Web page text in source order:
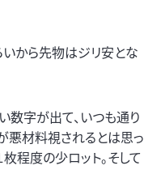
から先物はジリ安とな
数字が出て、いつも通り
悪材料視されるとは思っ
程度の少ロット。そして